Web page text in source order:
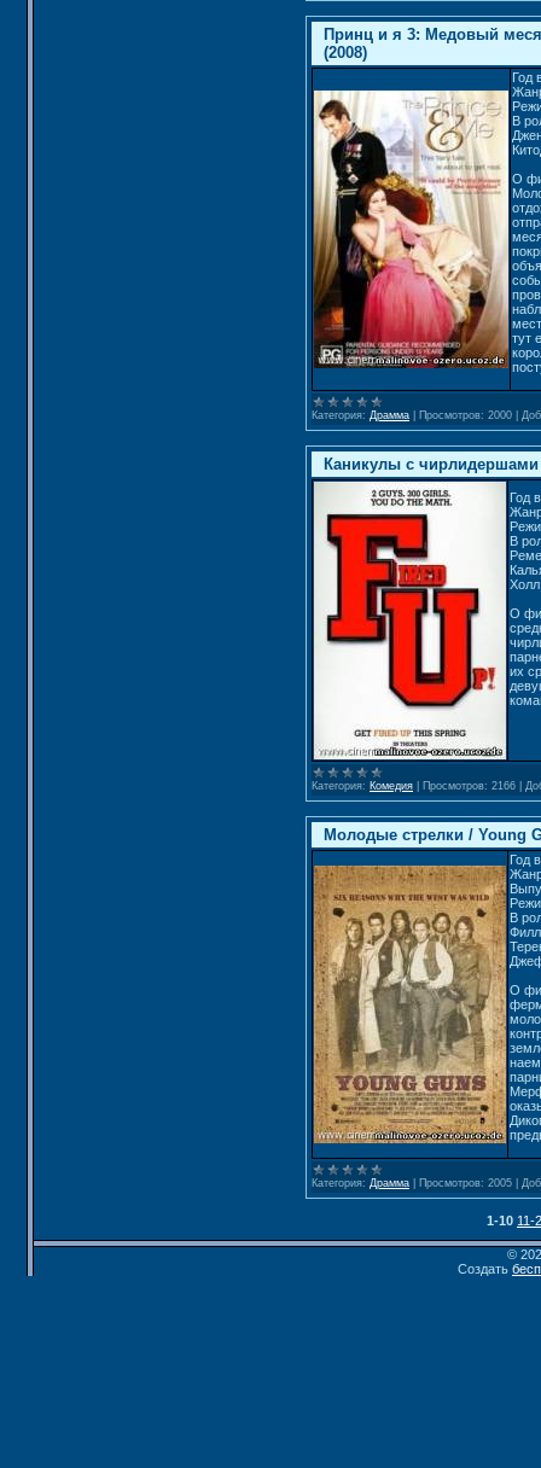
Принц и я 3: Медовый
(2008)
Год
В
О
тут
Категория: Драмма Просмотров: 2000
Каникулы с чирлидершами
Год
В
Холл
О
их
Категория: Комедия Просмотров: 2166
Молодые стрелки / Young
Год
В
О
Категория: Драмма Просмотров: 2005
1-10 11-
©
Создать